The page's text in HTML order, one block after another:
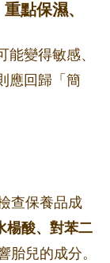
點保濕、
變得敏感、
應回歸「簡
查保養品成
楊酸、對苯二
胎兒的成分。